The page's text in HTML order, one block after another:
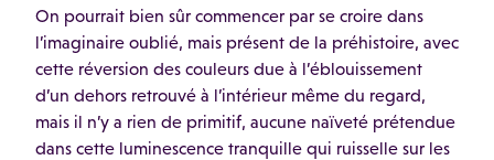
On pourrait bien sûr commencer par se croire dans
l’imaginaire oublié, mais présent de la préhistoire, avec
cette réversion des couleurs due à l’éblouissement
d’un dehors retrouvé à l’intérieur même du regard,
mais il n’y a rien de primitif, aucune naïveté prétendue
dans cette luminescence tranquille qui ruisselle sur les